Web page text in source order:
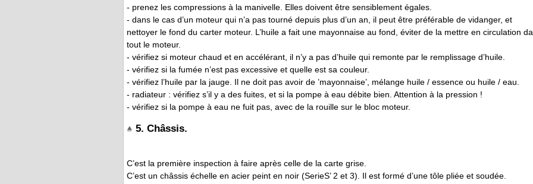
- prenez les compressions à la manivelle. Elles doivent être sensiblement égales.
- dans le cas d’un moteur qui n’a pas tourné depuis plus d’un an, il peut être préférable de vidanger, et
nettoyer le fond du carter moteur. L’huile a fait une mayonnaise au fond, éviter de la mettre en circulation
tout le moteur.
- vérifiez si moteur chaud et en accélérant, il n’y a pas d’huile qui remonte par le remplissage d’huile.
- vérifiez si la fumée n’est pas excessive et quelle est sa couleur.
- vérifiez l’huile par la jauge. Il ne doit pas avoir de ’mayonnaise’, mélange huile / essence ou huile / eau.
- radiateur : vérifiez s’il y a des fuites, et si la pompe à eau débite bien. Attention à la pression !
- vérifiez si la pompe à eau ne fuit pas, avec de la rouille sur le bloc moteur.
5. Châssis.
C’est la première inspection à faire après celle de la carte grise.
C’est un châssis échelle en acier peint en noir (SerieS’ 2 et 3). Il est formé d’une tôle pliée et soudée.